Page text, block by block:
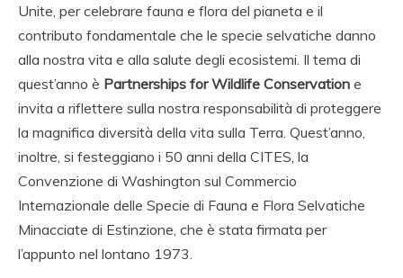
Unite, per celebrare fauna e flora del pianeta e il
contributo fondamentale che le specie selvatiche danno
alla nostra vita e alla salute degli ecosistemi. Il tema di
quest’anno è Partnerships for Wildlife Conservation e
invita a riflettere sulla nostra responsabilità di proteggere
la magnifica diversità della vita sulla Terra. Quest’anno,
inoltre, si festeggiano i 50 anni della CITES, la
Convenzione di Washington sul Commercio
Internazionale delle Specie di Fauna e Flora Selvatiche
Minacciate di Estinzione, che è stata firmata per
l’appunto nel lontano 1973.